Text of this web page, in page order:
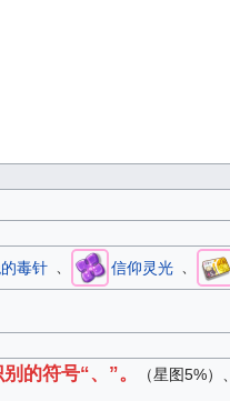
毒针 信仰灵光
的符号“、”。 （星图5%）、